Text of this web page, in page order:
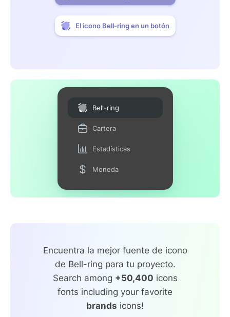
El icono Bell-ring en un botón
Bell-ring
Cartera
Estadísticas
Moneda
Encuentra la mejor fuente de icono
de Bell-ring para tu proyecto.
Search among +50,400 icons
fonts including your favorite
brands icons!